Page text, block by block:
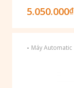
5.050.000₫
- Máy Automatic